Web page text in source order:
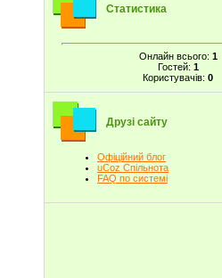
Статистика
Онлайн всього: 1
Гостей: 1
Користувачів:0
Друзі сайту
Офіційний блог
uCoz Спільнота
FAQ по системі